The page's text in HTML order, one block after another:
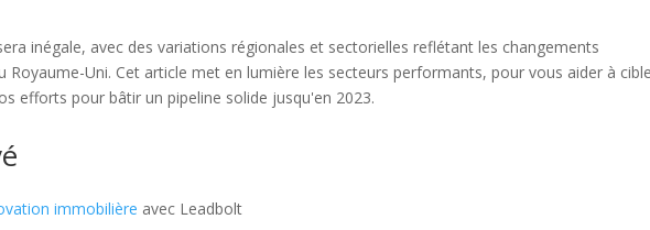
inégale, avec des variations régionales et sectorielles reflétant les changements
Royaume-Uni. Cet article met en lumière les secteurs performants, pour vous aider à
efforts pour bâtir un pipeline solide jusqu'en 2023.
immobilière avec Leadbolt